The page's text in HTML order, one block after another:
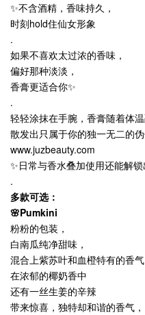
✨不含酒精，香味持久，
时刻hold住仙女形象
.
如果不喜欢太过浓的香味，
偏好那种淡淡，
香膏更适合你✨
.
轻轻涂抹在手腕，香膏随着体温
散发出只属于你的独一无二的
www.juzbeauty.com
✨日常与香水叠加使用还能解
.
多款可选：
🌸Pumkini
粉粉的包装，
白南瓜纯净甜味，
混合上紫苏叶和血橙特有的香气
在浓郁的椰奶香中
还有一丝生姜的辛辣
带来惊喜，独特却和谐的香气，